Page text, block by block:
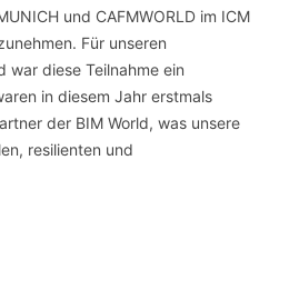
und CAFMWORLD im ICM
Für unseren
war diese Teilnahme ein
in diesem Jahr erstmals
der BIM World, was unsere
resilienten und